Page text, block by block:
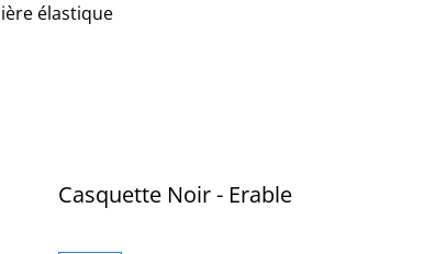
élastique
Casquette Noir - Erable